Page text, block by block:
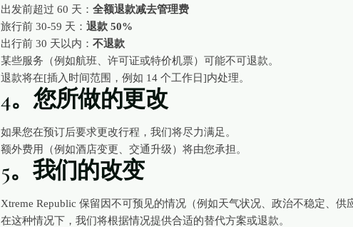
出发前超过 60 天： 全额退款减去管理费
旅行前 30-59 天： 退款 50%
出行前 30 天以内： 不退款
某些服务（例如航班、许可证或特价机票）可能不可退款。
退款将在[插入时间范围，例如 14 个工作日]内处理。
4。您所做的更改
如果您在预订后要求更改行程，我们将尽力满足。
额外费用（例如酒店变更、交通升级）将由您承担。
5。我们的改变
Xtreme Republic 保留因不可预见的情况（例如天气状况、政治不稳定、供
在这种情况下，我们将根据情况提供合适的替代方案或退款。